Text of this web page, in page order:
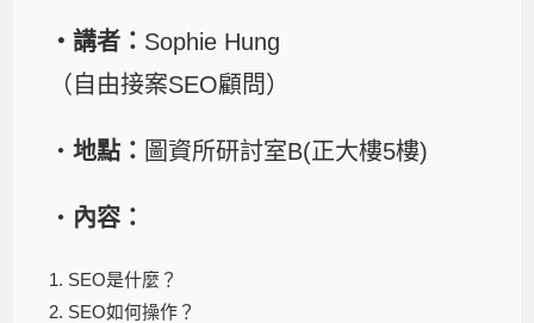
・講者： Sophie Hung
（自由接案SEO顧問）
・地點： 圖資所研討室B(正大樓5樓)
・ 內容：
1. SEO是什麼？
2. SEO如何操作？